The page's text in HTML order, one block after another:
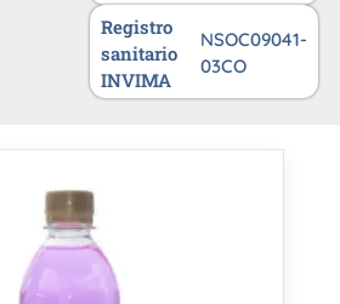
Registro
sanitario
INVIMA
NSOC09041-
03CO